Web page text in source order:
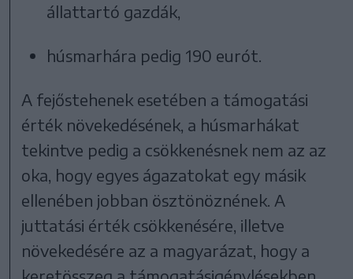
állattartó gazdák,
húsmarhára pedig 190 eurót.
A fejőstehenek esetében a támogatási
érték növekedésének, a húsmarhákat
tekintve pedig a csökkenésnek nem az az
oka, hogy egyes ágazatokat egy másik
ellenében jobban ösztönöznének. A
juttatási érték csökkenésére, illetve
növekedésére az a magyarázat, hogy a